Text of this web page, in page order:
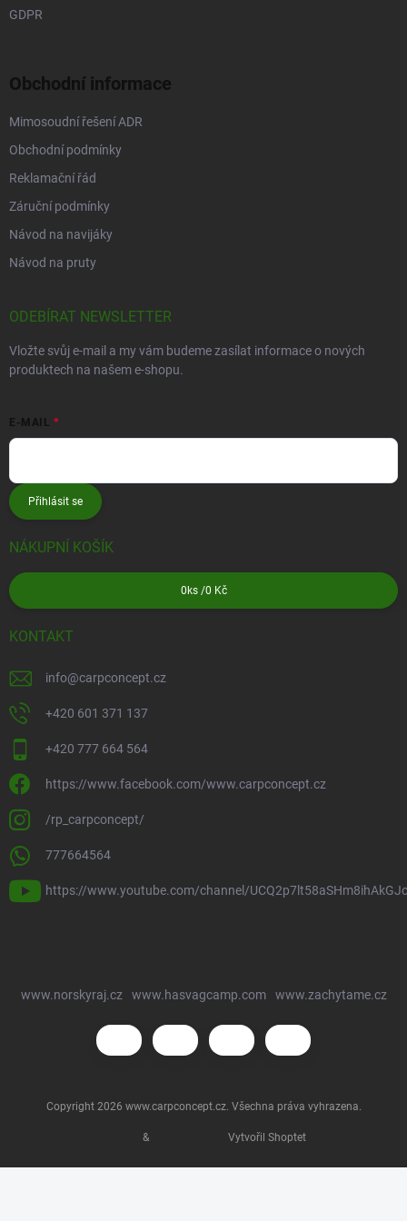
GDPR
Obchodní informace
Mimosoudní řešení ADR
Obchodní podmínky
Reklamační řád
Záruční podmínky
Návod na navijáky
Návod na pruty
ODEBÍRAT NEWSLETTER
Vložte svůj e-mail a my vám budeme zasílat informace o nových
produktech na našem e-shopu.
E-MAIL
Přihlásit se
NÁKUPNÍ KOŠÍK
0 ks /0 Kč
KONTAKT
info@carpconcept.cz
+420 601 371 137
+420 777 664 564
https://www.facebook.com/www.carpconcept.cz
/rp_carpconcept/
777664564
https://www.youtube.com/channel/
www.norskyraj.cz www.hasvagcamp.com www.zachytame.cz
& Vytvořil Shoptet
Copyright 2026 www.carpconcept.cz. Všechna práva vyhrazena.